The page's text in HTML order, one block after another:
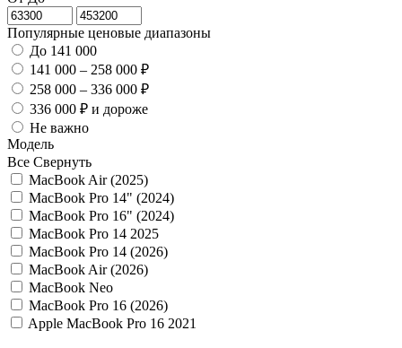
Популярные ценовые диапазоны
До 141 000
141 000 – 258 000 ₽
258 000 – 336 000 ₽
336 000 ₽ и дороже
Не важно
Модель
Все Свернуть
MacBook Air (2025)
MacBook Pro 14" (2024)
MacBook Pro 16" (2024)
MacBook Pro 14 2025
MacBook Pro 14 (2026)
MacBook Air (2026)
MacBook Neo
MacBook Pro 16 (2026)
Apple MacBook Pro 16 2021